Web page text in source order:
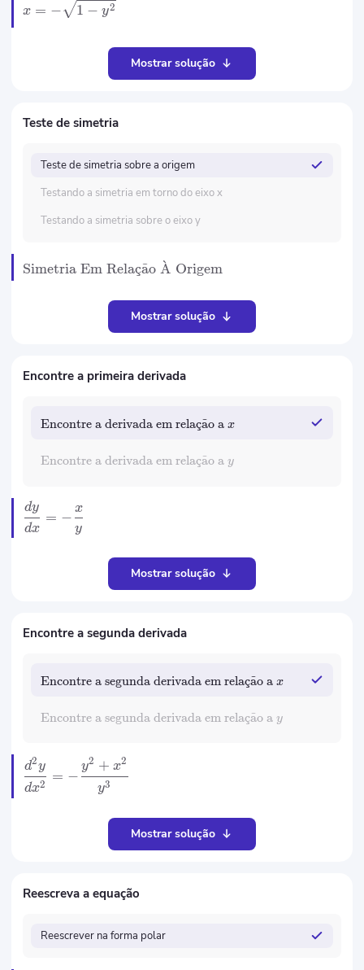
x = − 1 − y2
Mostrar solução
Teste de simetria
Teste de simetria sobre a origem
Testando a simetria em torno do eixo x
Testando a simetria sobre o eixo y
Simetria Em Relac
¸a
˜o A
ˋ Origem
Mostrar solução
Encontre a primeira derivada
Encontre a derivada em relac
¸a
˜o a x
Encontre a derivada em relac
¸a
˜o a y
dx
dy
= −
y
x
Mostrar solução
Encontre a segunda derivada
Encontre a segunda derivada em relac
¸a
˜o a x
Encontre a segunda derivada em relac
¸a
˜o a y
dx2
d2y
= −
y3
y2 + x2
Mostrar solução
Reescreva a equação
Reescrever na forma polar